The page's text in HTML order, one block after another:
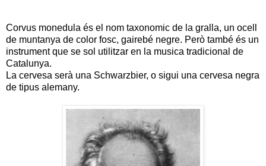
Corvus monedula és el nom taxonomic de la gralla, un ocell
de muntanya de color fosc, gairebé negre. Però també és un
instrument que se sol utilitzar en la musica tradicional de
Catalunya.
La cervesa serà una Schwarzbier, o sigui una cervesa negra
de tipus alemany.